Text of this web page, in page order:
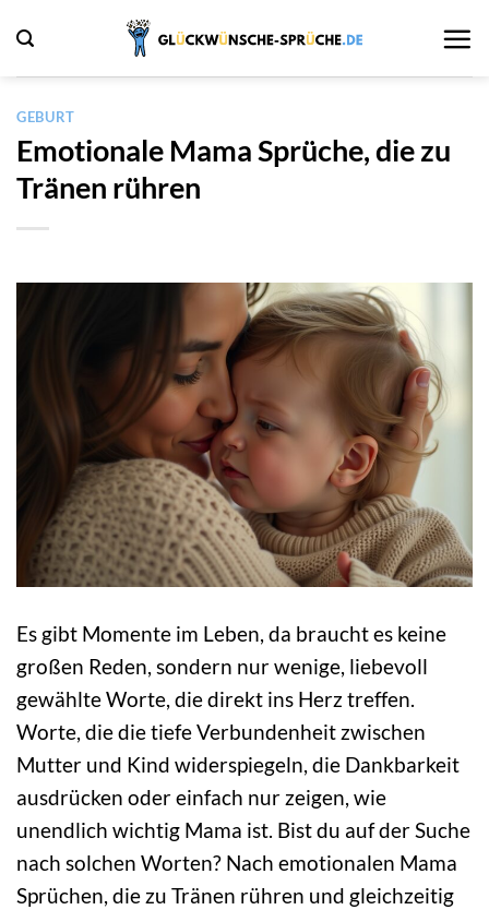
Inhalt
springen
GEBURT
Emotionale Mama Sprüche, die zu
Tränen rühren
Es gibt Momente im Leben, da braucht es keine
großen Reden, sondern nur wenige, liebevoll
gewählte Worte, die direkt ins Herz treffen.
Worte, die die tiefe Verbundenheit zwischen
Mutter und Kind widerspiegeln, die Dankbarkeit
ausdrücken oder einfach nur zeigen, wie
unendlich wichtig Mama ist. Bist du auf der Suche
nach solchen Worten? Nach emotionalen Mama
Sprüchen, die zu Tränen rühren und gleichzeitig